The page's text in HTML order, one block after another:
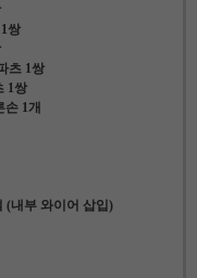
쌍
츠 1쌍
1쌍
손 1개
(내부 와이어 삽입)